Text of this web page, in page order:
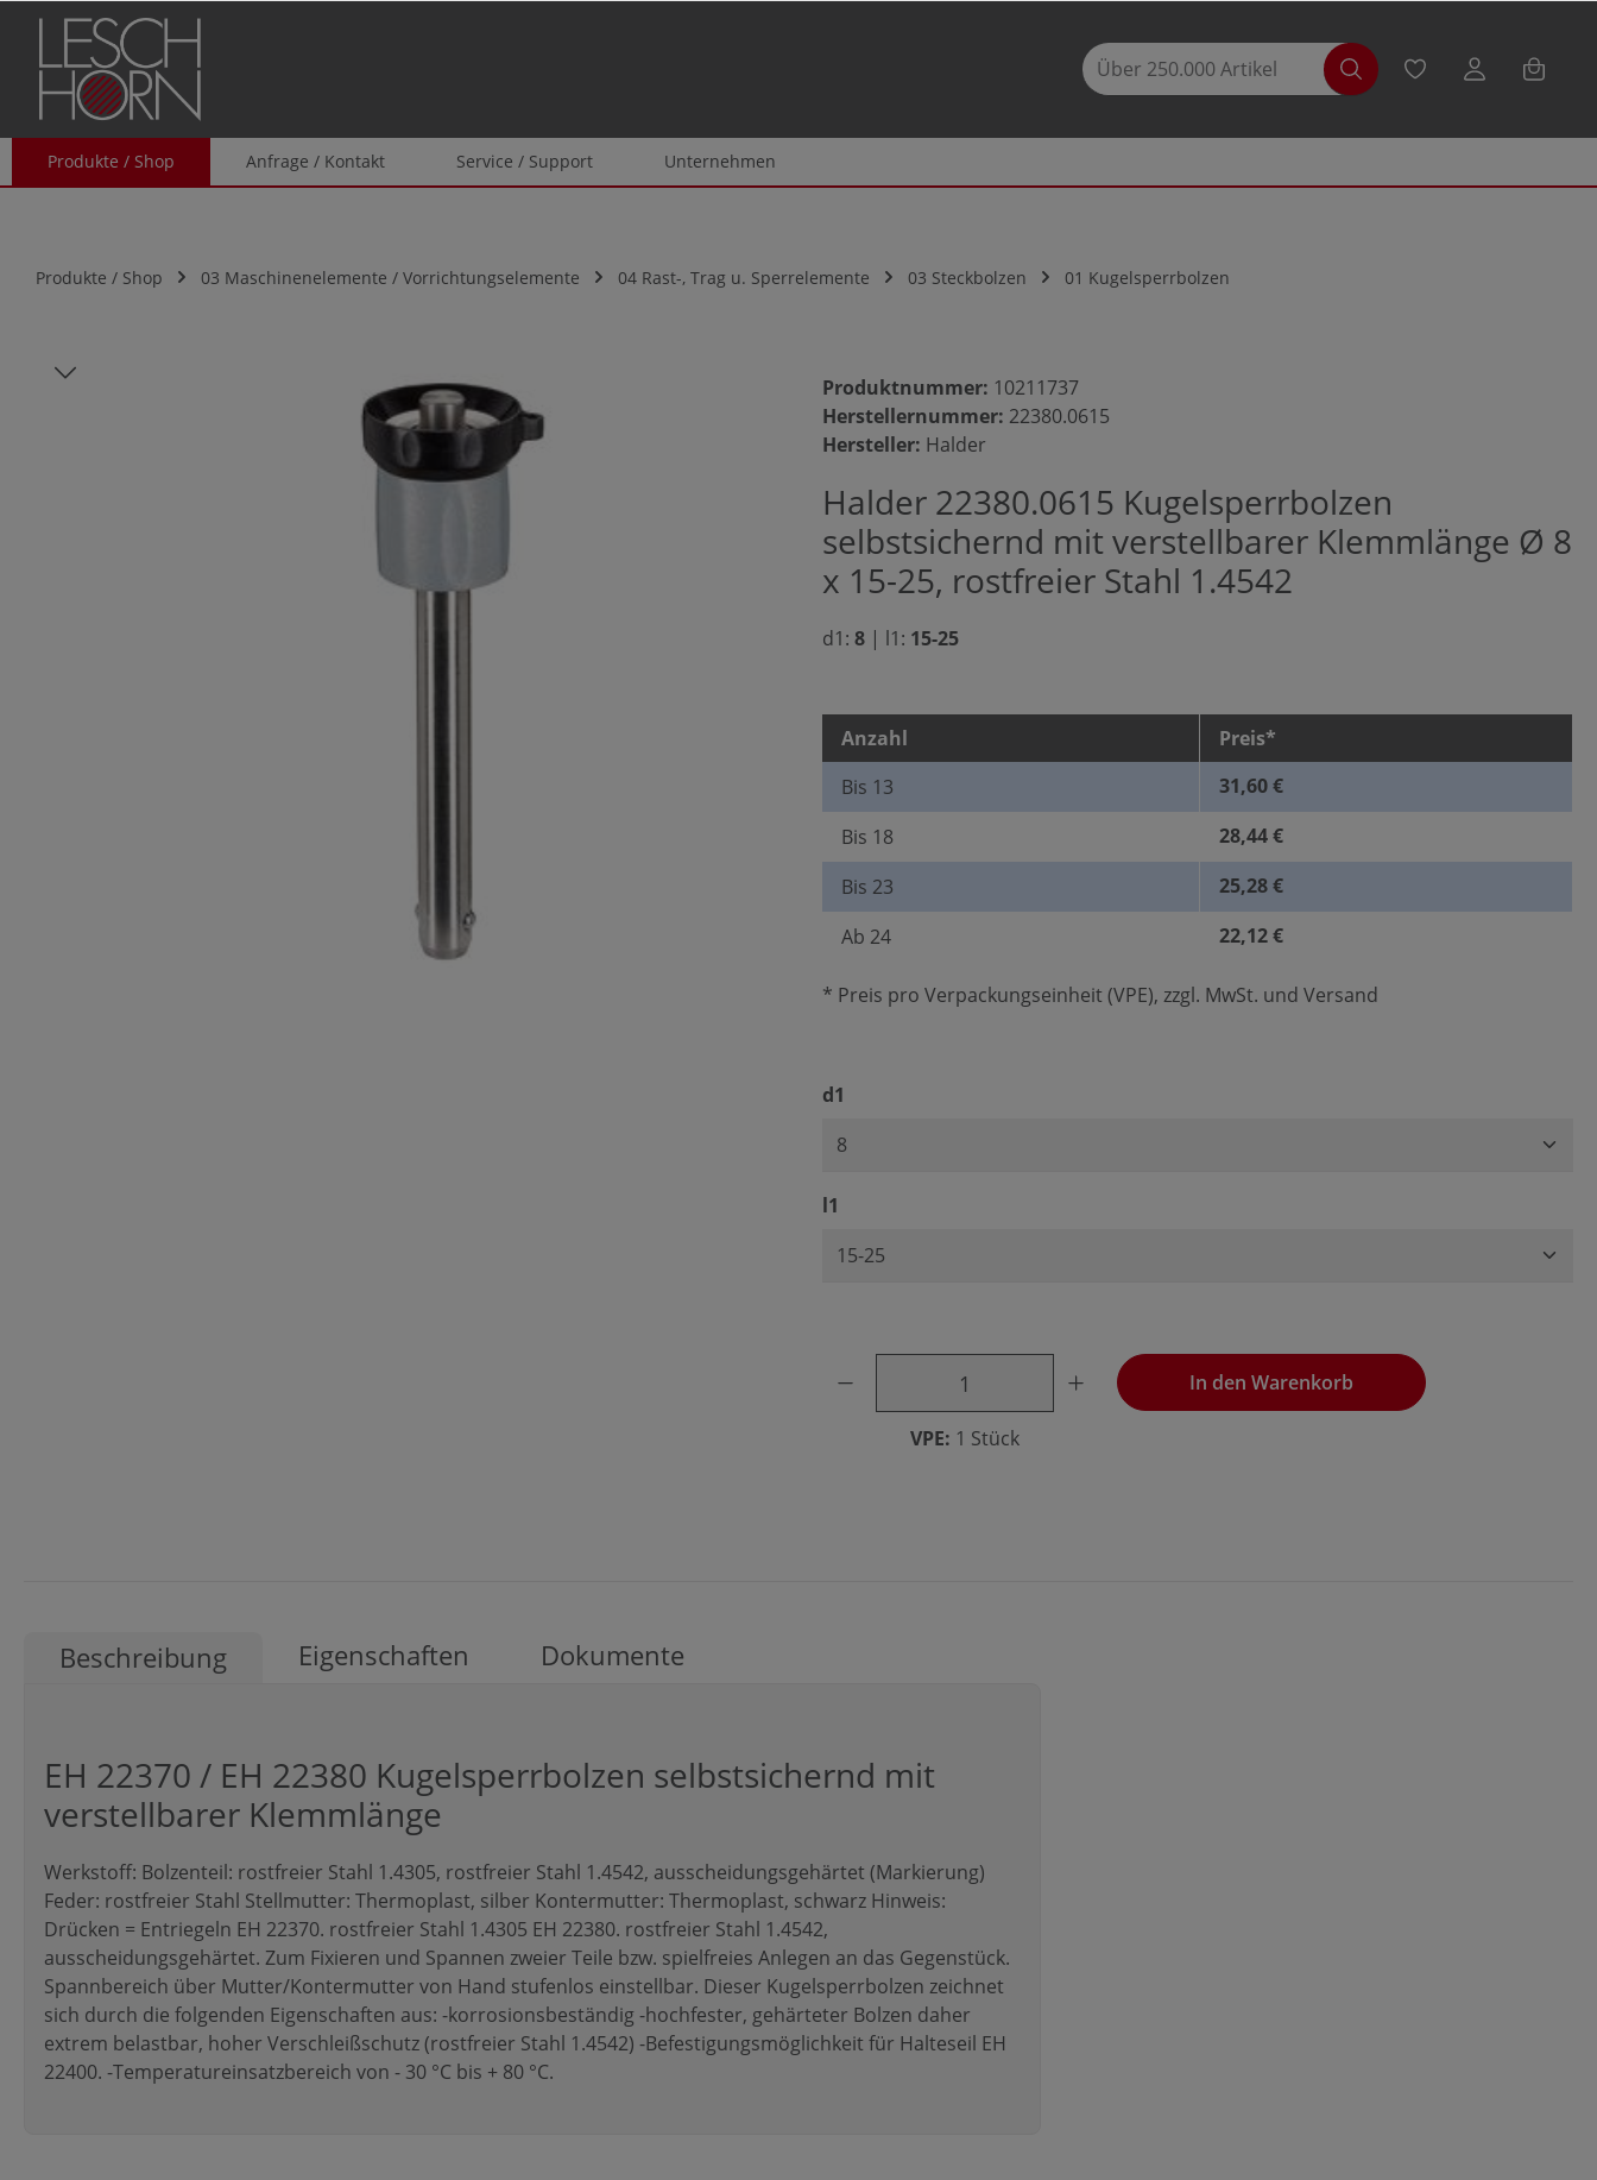
Zur Hauptnavigation springen
Produkte / Shop Anfrage / Kontakt Service / Support Unternehmen
Produkte / Shop 03 Maschinenelemente / Vorrichtungselemente 04 Rast-, Trag u. Sperrelemente 03 Steckbolzen 01 Kugelsperrbolzen
Bildergalerie überspringen Produktnummer: 10211737
Herstellernummer: 22380.0615
Hersteller: Halder
Halder 22380.0615 Kugelsperrbolzen
selbstsichernd mit verstellbarer Klemmlänge Ø 8
x 15-25, rostfreier Stahl 1.4542
d1: 8 | l1: 15-25
Anzahl
Preis*
Bis 13
31,60 €
Bis 18
28,44 €
Bis 23
25,28 €
Ab 24 22,12 €
* Preis pro Verpackungseinheit (VPE), zzgl. MwSt. und Versand
d1
l1
Produkt Anzahl: Gib den gewünschten Wert ein oder benutze die Schaltflächen, um
VPE: 1 Stück
In den Warenkorb
Beschreibung Eigenschaften Dokumente
EH 22370 / EH 22380 Kugelsperrbolzen selbstsichernd mit
verstellbarer Klemmlänge
Werkstoff: Bolzenteil: rostfreier Stahl 1.4305, rostfreier Stahl 1.4542, ausscheidungsgehärtet (Markierung)
Feder: rostfreier Stahl Stellmutter: Thermoplast, silber Kontermutter: Thermoplast, schwarz Hinweis:
Drücken = Entriegeln EH 22370. rostfreier Stahl 1.4305 EH 22380. rostfreier Stahl 1.4542,
ausscheidungsgehärtet. Zum Fixieren und Spannen zweier Teile bzw. spielfreies Anlegen an das Gegenstück.
Spannbereich über Mutter/Kontermutter von Hand stufenlos einstellbar. Dieser Kugelsperrbolzen zeichnet
sich durch die folgenden Eigenschaften aus: -korrosionsbeständig -hochfester, gehärteter Bolzen daher
extrem belastbar, hoher Verschleißschutz (rostfreier Stahl 1.4542) -Befestigungsmöglichkeit für Halteseil EH
22400. -Temperatureinsatzbereich von - 30 °C bis + 80 °C.